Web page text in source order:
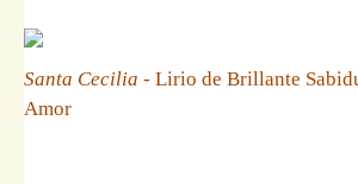
Santa Cecilia - Lirio de Brillante
Amor